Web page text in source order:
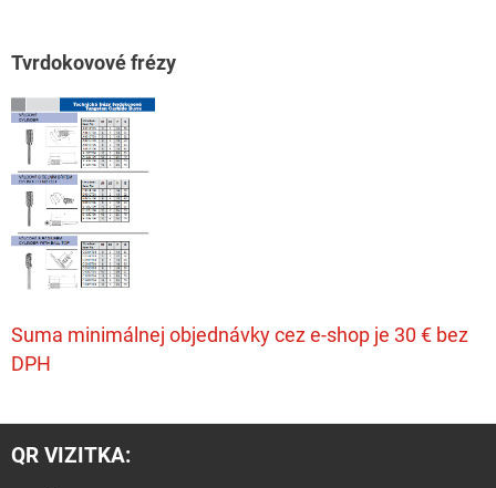
Tvrdokovové frézy
Suma minimálnej objednávky cez e-shop je 30 € bez
DPH
QR VIZITKA: